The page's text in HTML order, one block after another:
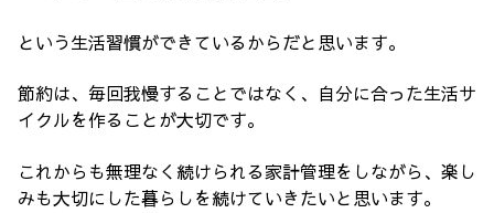
という生活習慣ができているからだと思います。
節約は、毎回我慢することではなく、自分に合った生活サ
イクルを作ることが大切です。
これからも無理なく続けられる家計管理をしながら、楽し
みも大切にした暮らしを続けていきたいと思います。